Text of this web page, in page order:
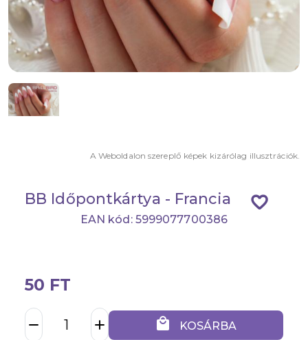
A Weboldalon szereplő képek kizárólag illusztrációk.
favorite_border
BB Időpontkártya - Francia
EAN kód: 5999077700386
50 FT
remove add local_mall KOSÁRBA